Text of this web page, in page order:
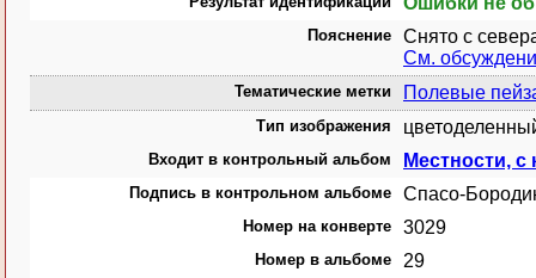
Пояснение
Снято с
См.
Тематические метки Полевые
Тип изображения
Входит в контрольный альбом Местности,
Подпись в контрольном альбоме Спасо-
Номер на конверте 3029
Номер в альбоме 29